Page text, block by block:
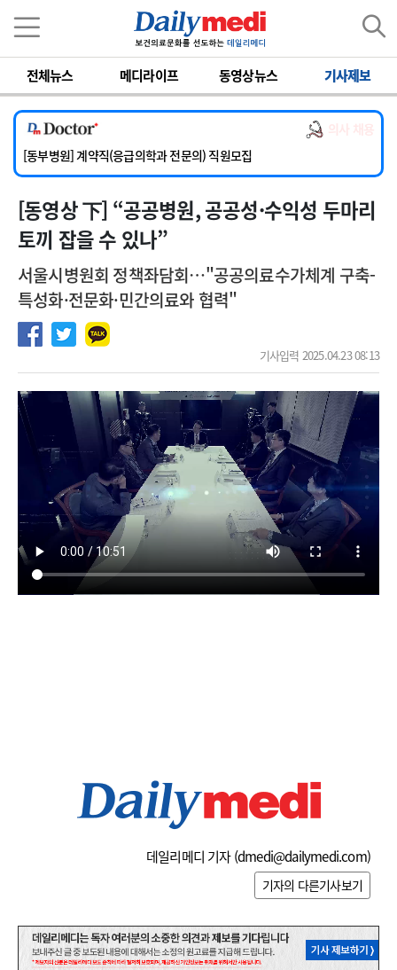
전체뉴스 메디라이프 동영상뉴스 기사제보
[서울아산병원] 2026년 하반기 인턴 모집
[영남대학교의료원] 마취통증의학과 임기제 임상의사 채용
[충남대학교병원] 소아청소년과(소아응급전담) 계약직 의사 공개채용
[동부병원] 계약직(응급의학과 전문의) 직원모집
[이대목동병원] 하반기 전공의(레지던트1년차) 모집
[서울아산병원] 2026년 하반기 인턴 모집
[영남대학교의료원] 마취통증의학과 임기제 임상의사 채용
[동영상 下] “공공병원, 공공성·수익성 두마리
토끼 잡을 수 있나”
서울시병원회 정책좌담회…"공공의료수가체계 구축-
특성화·전문화·민간의료와 협력"
기사입력 2025.04.23 08:13
데일리메디 기자 (dmedi@dailymedi.com)
기자의 다른기사보기